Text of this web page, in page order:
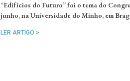
“Edifícios do Futuro” foi o tema do
junho, na Universidade do Minho, em
LER ARTIGO >